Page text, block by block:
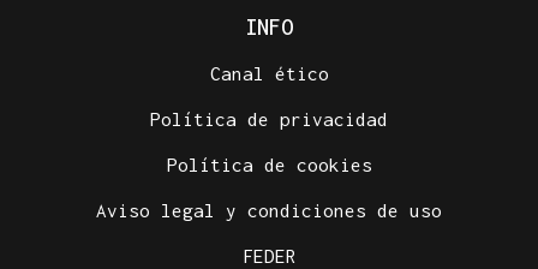
INFO
Canal ético
Política de privacidad
Política de cookies
Aviso legal y condiciones de uso
FEDER